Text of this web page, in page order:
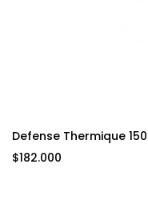
Defense Thermique
$182.000